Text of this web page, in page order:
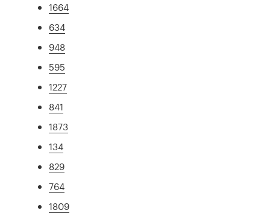
1664
634
948
595
1227
841
1873
134
829
764
1809